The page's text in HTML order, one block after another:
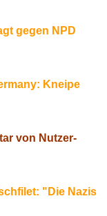
gegen NPD
Kneipe
von Nutzer-
"Die Nazis